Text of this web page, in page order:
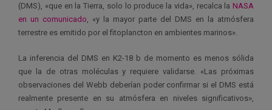
(DMS), «que en la Tierra, solo lo produce la vida», recalca la NASA
en un comunicado, «y la mayor parte del DMS en la atmósfera
terrestre es emitido por el fitoplancton en ambientes marinos».
La inferencia del DMS en K2-18 b de momento es menos sólida
que la de otras moléculas y requiere validarse. «Las próximas
observaciones del Webb deberían poder confirmar si el DMS está
realmente presente en su atmósfera en niveles significativos»,